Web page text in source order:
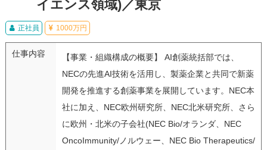
イエンス領域)／東京
正社員 1000万円
仕事内容
【事業・組織構成の概要】 AI創薬統括部では、
NECの先進AI技術を活用し、製薬企業と共同で新薬
開発を推進する創薬事業を展開しています。NEC本
社に加え、NEC欧州研究所、NEC北米研究所、さら
に欧州・北米の子会社(NEC Bio/オランダ、NEC
OncoImmunity/ノルウェー、NEC Bio Therapeutics/